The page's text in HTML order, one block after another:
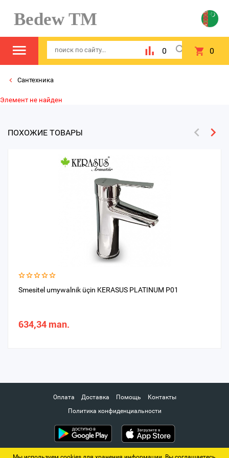
Bedew TM
0 0
Сантехника
Элемент не найден
ПОХОЖИЕ ТОВАРЫ
Smesitel umywalnik üçin KERASUS PLATINUM P01
634,34 man.
Оплата Доставка Помощь
Контакты
Политика конфиденциальности